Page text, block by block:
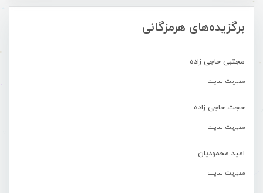
برگزیده‌های هرمزگانی
مجتبی حاجی زاده
مدیریت سایت
حجت حاجی زاده
مدیریت سایت
امید محمودیان
مدیریت سایت